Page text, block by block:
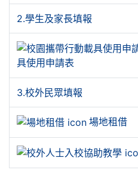
2.學生及家長填報
具使用申請表
3.校外民眾填報
場地租借